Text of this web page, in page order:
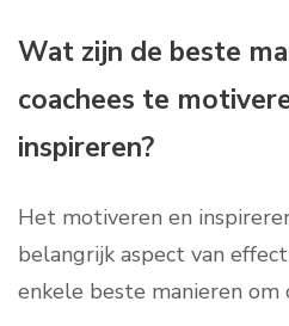
Wat zijn de beste
coachees te
inspireren?
Het motiveren en
belangrijk aspect van
enkele beste manieren